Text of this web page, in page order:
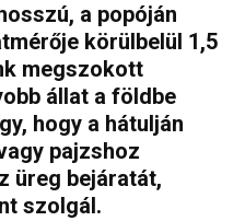
a popóján
körülbelül 1,5
megszokott
állat a földbe
hogy a hátulján
pajzshoz
üreg bejáratát,
szolgál.